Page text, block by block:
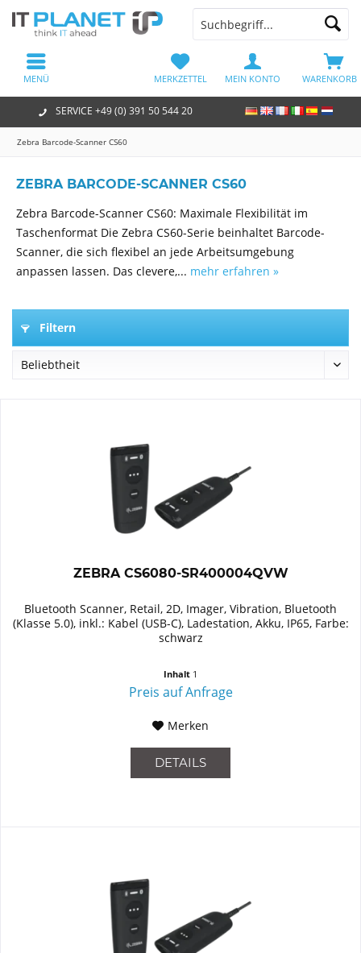
SERVICE +49 (0) 391 50 544 20
WARENKORB
MERKZETTEL MEIN KONTO
MENÜ
Zebra Barcode-Scanner CS60
ZEBRA BARCODE-SCANNER CS60
Zebra Barcode-Scanner CS60: Maximale Flexibilität im
Taschenformat Die Zebra CS60-Serie beinhaltet Barcode-
Scanner, die sich flexibel an jede Arbeitsumgebung
anpassen lassen. Das clevere,... mehr erfahren »
Filtern
ZEBRA CS6080-SR400004QVW
Bluetooth Scanner, Retail, 2D, Imager, Vibration, Bluetooth
(Klasse 5.0), inkl.: Kabel (USB-C), Ladestation, Akku, IP65, Farbe:
schwarz
Inhalt 1
Preis auf Anfrage
Merken
DETAILS